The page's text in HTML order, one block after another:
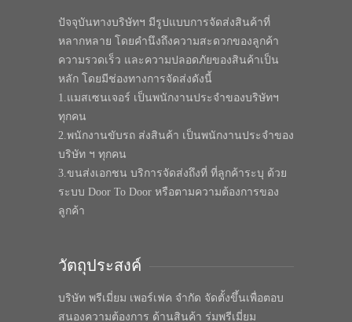
ปัจจุบันทางบริษัทฯ มีรูปแบบการจัดส่งสินค้าที่
หลากหลาย โดยคำนึงถึงความสะดวกของลูกค้า
ความรวดเร็ว และความปลอดภัยของสินค้าเป็น
หลัก โดยมีช่องทางการจัดส่งดังนี้
1.แมสเซนเจอร์ เป็นพนักงานประจำของบริษัทฯ
ทุกคน
2.พนักงานขับรถ ส่งสินค้า เป็นพนักงานประจำของ
บริษัท ฯ ทุกคน
3.ขนส่งเอกชน บริการจัดส่งถึงที่ ที่ลูกค้าระบุ ด้วย
ระบบ Door To Door หรือตามความต้องการของ
ลูกค้า
วัตถุประสงค์
บริษัท พรีเมี่ยม เพอร์เฟค จำกัด จัดตั้งขึ้นเพื่อตอบ
สนองความต้องการ ด้านสินค้า ร่มพรีเมี่ยม